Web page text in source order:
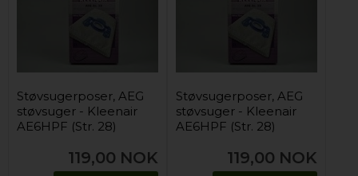
Støvsugerposer, AEG
støvsuger - Kleenair
AE6HPF (Str. 28)
119,00 NOK
Støvsugerposer, AEG
støvsuger - Kleenair
AE6HPF (Str. 28)
119,00 NOK